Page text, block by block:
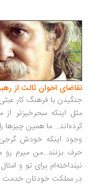
اخوان ثالث از رهبر
با فرهنگ کار عبثی است...
اینکه سحرخیزتر از ما
ما همین چیزها را
اینکه خودش گرجی
بزنند...من میرم رو
برای تو و امثال تو
مملکت خودتان خدمت کنید...